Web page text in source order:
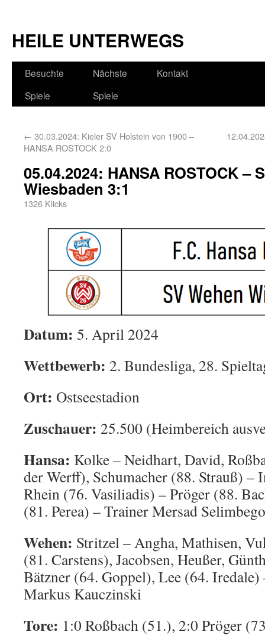
HEILE UNTERWEGS
Besuchte
Spiele
Nächste
Spiele
Kontakt
← 30.03.2024: Kieler SV Holstein von 1900 –
HANSA ROSTOCK 2:0
05.04.2024: HANSA ROSTOCK –
Wiesbaden 3:1
1326 Klicks
Datum: 5. April 2024
Wettbewerb: 2. Bundesliga, 28.
Ort: Ostseestadion
Zuschauer: 25.500 (Heimbereich
Hansa: Kolke – Neidhart, David,
der Werff), Schumacher (88. Strauß) –
Rhein (76. Vasiliadis) – Pröger (88.
(81. Perea) – Trainer Mersad
Wehen: Stritzel – Angha, Mathisen,
(81. Carstens), Jacobsen, Heußer,
Bätzner (64. Goppel), Lee (64.
Markus Kauczinski
Tore: 1:0 Roßbach (51.), 2:0 Pröger